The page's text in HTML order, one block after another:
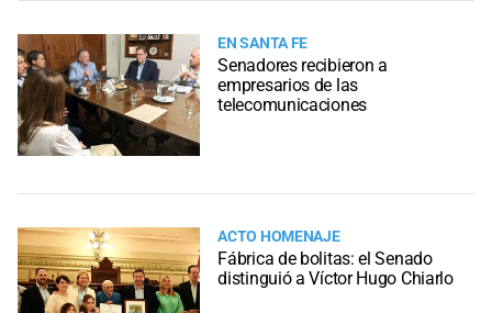
EN SANTA FE
Senadores recibieron a
empresarios de las
telecomunicaciones
ACTO HOMENAJE
Fábrica de bolitas: el Senado
distinguió a Víctor Hugo Chiarlo